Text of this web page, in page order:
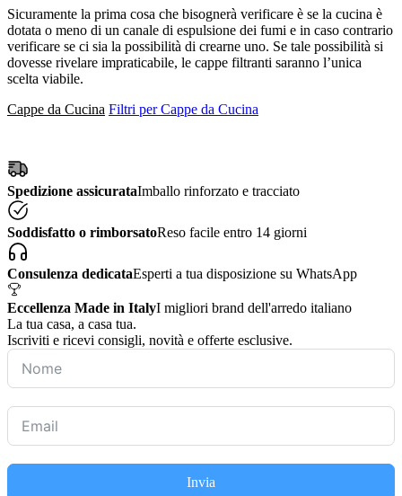
Sicuramente la prima cosa che bisognerà verificare è se la cucina è
dotata o meno di un canale di espulsione dei fumi e in caso contrario
verificare se ci sia la possibilità di crearne uno. Se tale possibilità si
dovesse rivelare impraticabile, le cappe filtranti saranno l’unica
scelta viabile.
Cappe da Cucina Filtri per Cappe da Cucina
Spedizione assicurataImballo rinforzato e tracciato
Soddisfatto o rimborsatoReso facile entro 14 giorni
Consulenza dedicataEsperti a tua disposizione su WhatsApp
Eccellenza Made in ItalyI migliori brand dell'arredo italiano
La tua casa, a casa tua.
Iscriviti e ricevi consigli, novità e offerte esclusive.
Invia